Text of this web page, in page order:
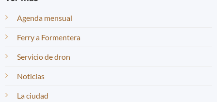
Agenda mensual
Ferry a Formentera
Servicio de dron
Noticias
La ciudad